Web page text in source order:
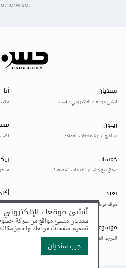
otherwise.